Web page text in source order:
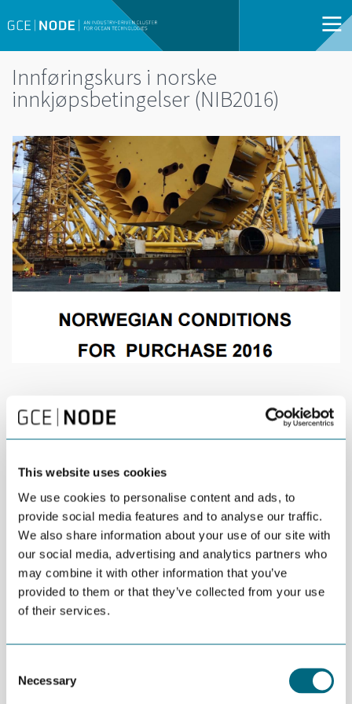
This website uses cookies
We use cookies to personalise content and ads, to
provide social media features and to analyse our traffic.
We also share information about your use of our site with
our social media, advertising and analytics partners who
may combine it with other information that you’ve
provided to them or that they’ve collected from your use
of their services.
Selection
Necessary
Innføringskurs i norske
innkjøpsbetingelser (NIB2016)
13
JUN
13 JUNE | 13:00 -
17:00 |
OPEN FOR ALL
DEL
GCE NODE, i samarbeid med Norsk Industri og
advokatfirmaet Haavind, inviterer til
innføringskurs i norske innkjøpsbetingelser (NIB)
2016.
De nye standardkontraktene for leveranser til norsk sokkel ble
mulig omfang i industrien for å effektivisere industrien. Et viktig
bidrag til økt anvendelse, er at industrien nå også har fått en